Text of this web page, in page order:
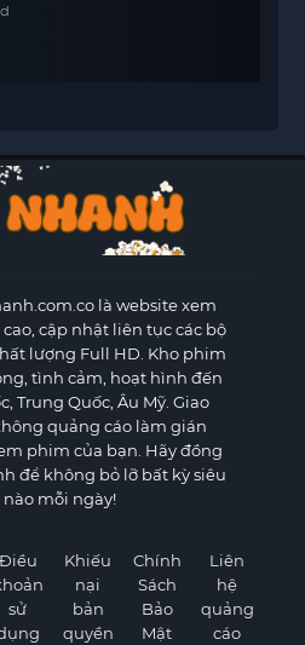
là website xem
cập nhật liên tục các bộ
lượng Full HD. Kho phim
tình cảm, hoạt hình đến
Trung Quốc, Âu Mỹ. Giao
quảng cáo làm gián
phim của bạn. Hãy đồng
để không bỏ lỡ bất kỳ siêu
mỗi ngày!
Điều
sử
Khiếu
nại
bản
quyền
Chính
Sách
Bảo
Mật
Liên
hệ
quảng
cáo